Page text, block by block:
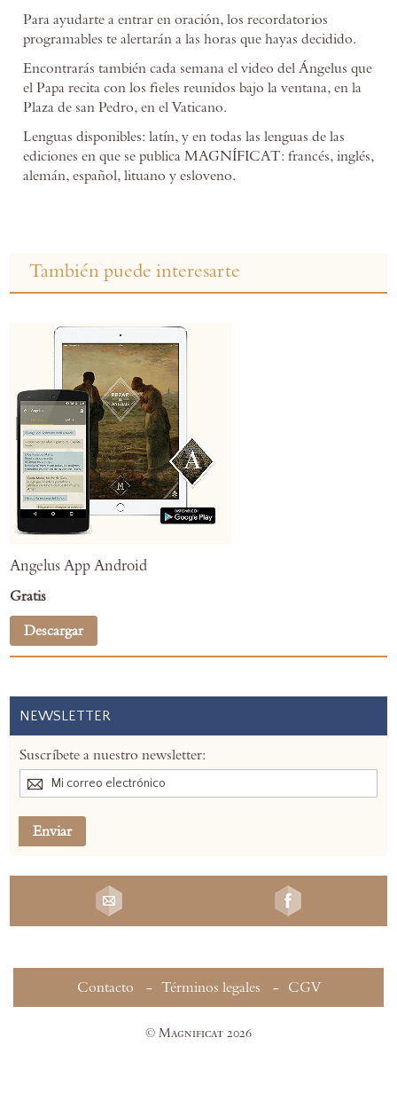
Para ayudarte a entrar en oración, los recordatorios
programables te alertarán a las horas que hayas decidido.
Encontrarás también cada semana el video del Ángelus que
el Papa recita con los fieles reunidos bajo la ventana, en la
Plaza de san Pedro, en el Vaticano.
Lenguas disponibles: latín, y en todas las lenguas de las
ediciones en que se publica MAGNÍFICAT: francés, inglés,
alemán, español, lituano y esloveno.
También puede interesarte
Angelus App Android
Gratis
Descargar
NEWSLETTER
Suscríbete a nuestro newsletter:
Enviar
Contacto Términos legales CGV
© Magnificat 2026